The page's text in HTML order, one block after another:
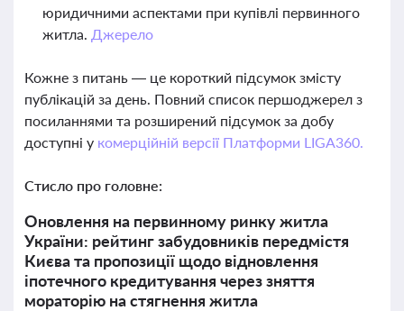
юридичними аспектами при купівлі первинного
житла. Джерело
Кожне з питань — це короткий підсумок змісту
публікацій за день. Повний список першоджерел з
посиланнями та розширений підсумок за добу
доступні у комерційній версії Платформи LIGA360.
Стисло про головне:
Оновлення на первинному ринку житла
України: рейтинг забудовників передмістя
Києва та пропозиції щодо відновлення
іпотечного кредитування через зняття
мораторію на стягнення житла